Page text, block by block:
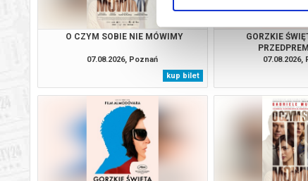
O CZYM SOBIE NIE MÓWIMY
07.08.2026, Poznań
kup bilet
GORZKIE
07.08.2026,